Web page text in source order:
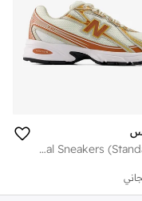
Unisex 740 casual Sneakers (Standard Fit)